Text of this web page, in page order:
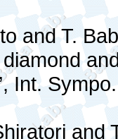
and T.
Int.
and